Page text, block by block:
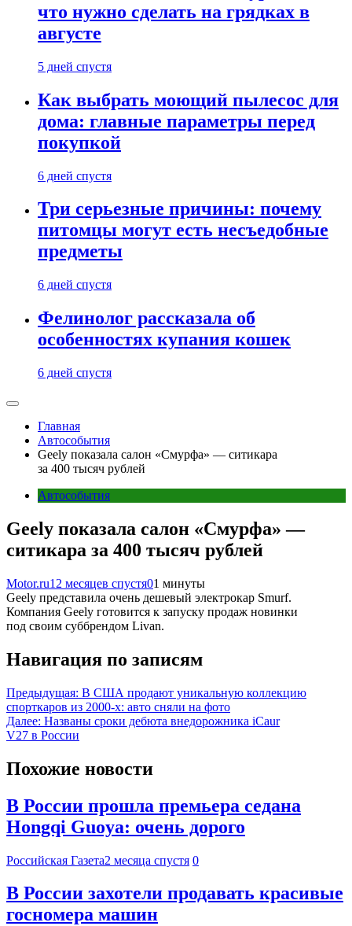
что нужно сделать на грядках в
августе
5 дней спустя
Как выбрать моющий пылесос для
дома: главные параметры перед
покупкой
6 дней спустя
Три серьезные причины: почему
питомцы могут есть несъедобные
предметы
6 дней спустя
Фелинолог рассказала об
особенностях купания кошек
6 дней спустя
Главная
Автособытия
Geely показала салон «Смурфа» — ситикара
за 400 тысяч рублей
Автособытия
Geely показала салон «Смурфа» —
ситикара за 400 тысяч рублей
Motor.ru12 месяцев спустя01 минуты
Geely представила очень дешевый электрокар Smurf.
Компания Geely готовится к запуску продаж новинки
под своим суббрендом Livan.
Навигация по записям
Предыдущая: В США продают уникальную коллекцию
спорткаров из 2000-х: авто сняли на фото
Далее: Названы сроки дебюта внедорожника iCaur
V27 в России
Похожие новости
В России прошла премьера седана
Hongqi Guoya: очень дорого
Российская Газета2 месяца спустя 0
В России захотели продавать красивые
госномера машин